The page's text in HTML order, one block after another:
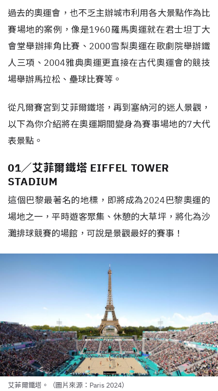
過去的奧運會，也不乏主辦城市利用各大景點作為比
賽場地的案例，像是1960羅馬奧運就在君士坦丁大
會堂舉辦摔角比賽、2000雪梨奧運在歌劇院舉辦鐵
人三項、2004雅典奧運更直接在古代奧運會的競技
場舉辦馬拉松、壘球比賽等。
從凡爾賽宮到艾菲爾鐵塔，再到塞納河的迷人景觀，
以下為你介紹將在奧運期間變身為賽事場地的7大代
表景點。
01／艾菲爾鐵塔 EIFFEL TOWER
STADIUM
這個巴黎最著名的地標，即將成為2024巴黎奧運的
場地之一，平時遊客聚集、休憩的大草坪，將化為沙
灘排球競賽的場館，可說是景觀最好的賽事！
艾菲爾鐵塔。（圖片來源：Paris 2024）